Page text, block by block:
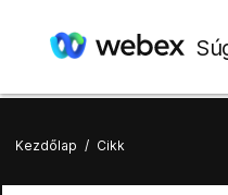
Kezdőlap / Cikk